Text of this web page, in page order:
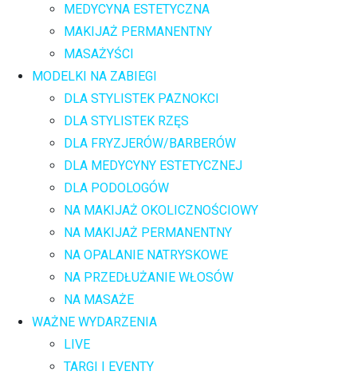
MEDYCYNA ESTETYCZNA
MAKIJAŻ PERMANENTNY
MASAŻYŚCI
MODELKI NA ZABIEGI
DLA STYLISTEK PAZNOKCI
DLA STYLISTEK RZĘS
DLA FRYZJERÓW/BARBERÓW
DLA MEDYCYNY ESTETYCZNEJ
DLA PODOLOGÓW
NA MAKIJAŻ OKOLICZNOŚCIOWY
NA MAKIJAŻ PERMANENTNY
NA OPALANIE NATRYSKOWE
NA PRZEDŁUŻANIE WŁOSÓW
NA MASAŻE
WAŻNE WYDARZENIA
LIVE
TARGI I EVENTY